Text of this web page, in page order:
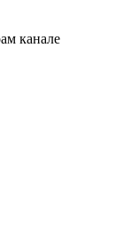
канале